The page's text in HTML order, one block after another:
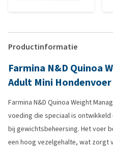
Productinformatie
Farmina N&D Quinoa
Adult Mini
Farmina N&D Quinoa Weight
voeding die speciaal is
bij gewichtsbeheersing. Het voer
een hoog vezelgehalte, wat zorgt